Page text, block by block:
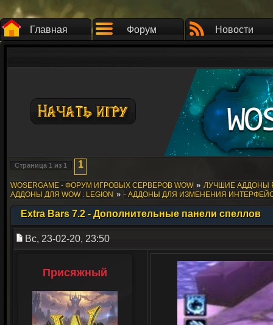
Главная Форум Новости
Страница 1 из 1 1
WOSERGAME - ФОРУМ ИГРОВЫХ СЕРВЕРОВ WOW » ЛУЧШИЕ АДДОНЫ
АДДОНЫ ДЛЯ WOW : LEGION » - АДДОНЫ ДЛЯ ИЗМЕНЕНИЯ
Extra Bars 7.2 - Дополнительные панели спеллов
Вс, 23-02-20, 23:50
Присяжный